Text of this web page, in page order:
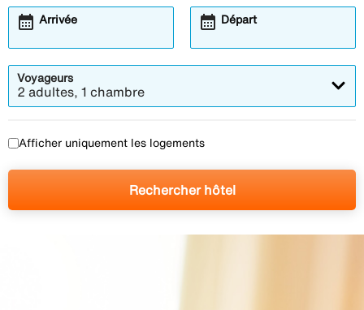
Arrivée
calendar_month Départ
calendar_month
Voyageurs
2 adultes, 1 chambre
Afficher uniquement les logements
Rechercher hôtel